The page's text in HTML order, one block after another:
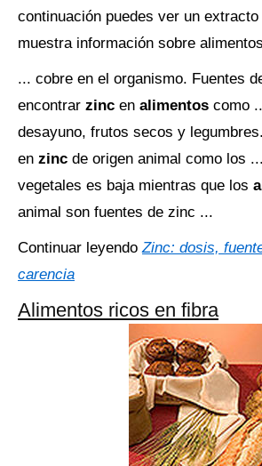
continuación puedes ver un
muestra información sobre
... cobre en el organismo. Fuentes
encontrar zinc en alimentos como
desayuno, frutos secos y legumbres.
en zinc de origen animal como los ...
vegetales es baja mientras que los
animal son fuentes de zinc ...
Continuar leyendoZinc: dosis,
carencia
Alimentos ricos en fibra